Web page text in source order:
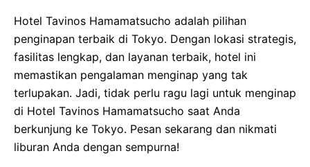
Hotel Tavinos Hamamatsucho adalah pilihan
penginapan terbaik di Tokyo. Dengan lokasi strategis,
fasilitas lengkap, dan layanan terbaik, hotel ini
memastikan pengalaman menginap yang tak
terlupakan. Jadi, tidak perlu ragu lagi untuk menginap
di Hotel Tavinos Hamamatsucho saat Anda
berkunjung ke Tokyo. Pesan sekarang dan nikmati
liburan Anda dengan sempurna!